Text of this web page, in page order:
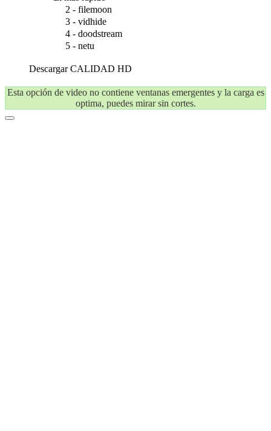
2 - filemoon
3 - vidhide
4 - doodstream
5 - netu
DescargarCALIDAD HD
Esta opción de video no contiene ventanas emergentes y la carga es
optima, puedes mirar sin cortes.